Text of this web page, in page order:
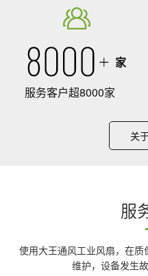
家
服务客户超8000家
关
服
使用大王通风工业风扇，在
维护，设备发生